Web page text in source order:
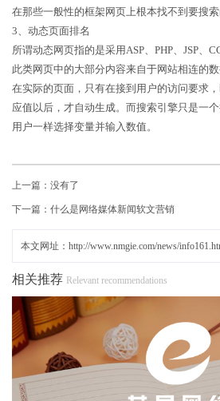
在那些一般性的框架网页上根本找不到要搜索
3、动态页面排名
所谓动态网页指的是采用ASP、PHP、JSP、
此类网页中的大部分内容来自于网站相连的
在实际的页面，只有在接到用户的访问要求
应值以后，才自动生成。而搜索引擎只是一
用户一样选择变量并输入数值。
上一篇：没有了
下一篇： 什么是网络媒体新闻软文营销
本文网址：http://www.nmgie.com/news/
相关推荐 Relevant recommendations